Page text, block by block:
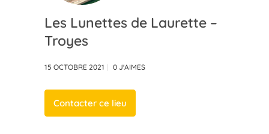
Les Lunettes de Laurette –
Troyes
15 OCTOBRE 2021 0 J'AIMES
Contacter ce lieu